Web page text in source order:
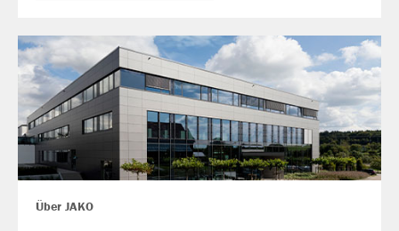
Über JAKO